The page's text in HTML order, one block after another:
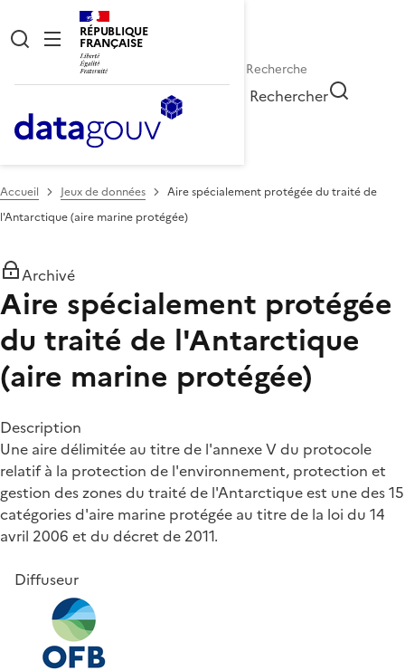
RÉPUBLIQUE
FRANÇAISE
Rechercher
Accueil Jeux de données
Aire spécialement protégée du traité de
l'Antarctique (aire marine protégée)
Archivé
Aire spécialement protégée
du traité de l'Antarctique
(aire marine protégée)
Description
Une aire délimitée au titre de l'annexe V du protocole
relatif à la protection de l'environnement, protection et
gestion des zones du traité de l'Antarctique est une des 15
catégories d'aire marine protégée au titre de la loi du 14
avril 2006 et du décret de 2011.
Diffuseur